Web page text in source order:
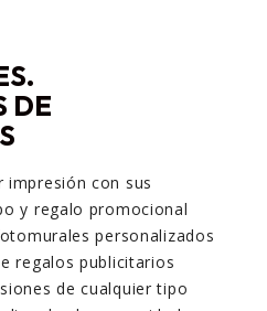
DE
impresión con sus
y regalo promocional
personalizados
regalos publicitarios
de cualquier tipo